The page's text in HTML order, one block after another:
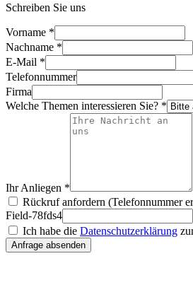
Schreiben Sie uns
Vorname *
Nachname *
E-Mail *
Telefonnummer
Firma
Welche Themen interessieren Sie? *
Ihr Anliegen *
Rückruf anfordern (Telefonnummer
Field-78fds4
Ich habe die Datenschutzerklärung
Anfrage absenden